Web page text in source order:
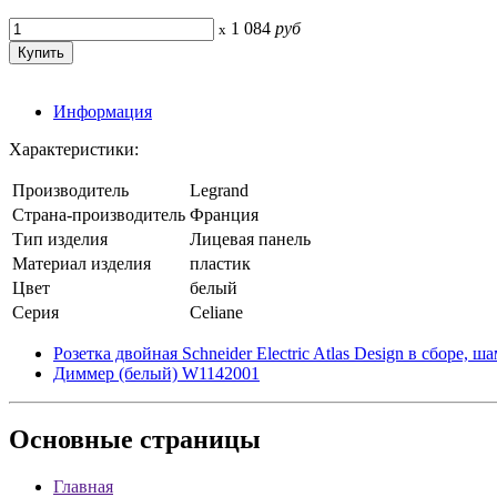
x 1 084 руб
Информация
Характеристики:
Производитель
Legrand
Страна-производитель Франция
Тип изделия
Лицевая панель
Материал изделия
пластик
Цвет
белый
Серия
Celiane
Розетка двойная Schneider Electric Atlas Design в сборе,
Диммер (белый) W1142001
Основные страницы
Главная